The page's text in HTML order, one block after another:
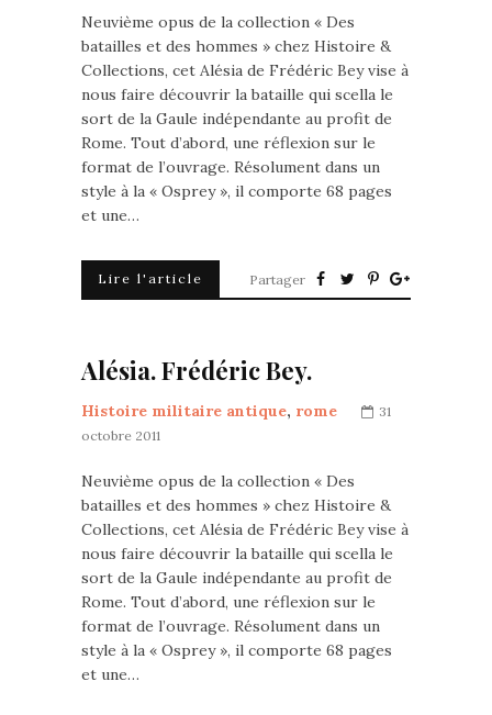
Neuvième opus de la collection « Des
batailles et des hommes » chez Histoire &
Collections, cet Alésia de Frédéric Bey vise à
nous faire découvrir la bataille qui scella le
sort de la Gaule indépendante au profit de
Rome. Tout d’abord, une réflexion sur le
format de l’ouvrage. Résolument dans un
style à la « Osprey », il comporte 68 pages
et une…
Lire l'article Partager
Alésia. Frédéric Bey.
Histoire militaire antique, rome
31
octobre 2011
Neuvième opus de la collection « Des
batailles et des hommes » chez Histoire &
Collections, cet Alésia de Frédéric Bey vise à
nous faire découvrir la bataille qui scella le
sort de la Gaule indépendante au profit de
Rome. Tout d’abord, une réflexion sur le
format de l’ouvrage. Résolument dans un
style à la « Osprey », il comporte 68 pages
et une…